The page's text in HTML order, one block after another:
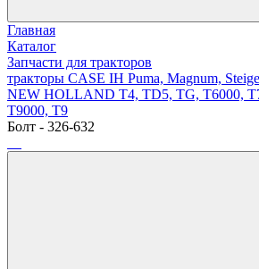
Главная
Каталог
Запчасти для тракторов
тракторы CASE IH Puma, Magnum,
NEW HOLLAND T4, TD5, TG, T6000,
T9000, T9
Болт - 326-632